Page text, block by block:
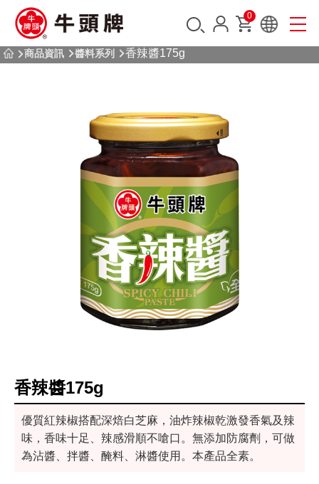
0
商品資訊 醬料系列 香辣醬175g
香辣醬175g
優質紅辣椒搭配深焙白芝麻，油炸辣椒乾激發香氣及辣
味，香味十足、辣感滑順不嗆口。無添加防腐劑，可做
為沾醬、拌醬、醃料、淋醬使用。本產品全素。